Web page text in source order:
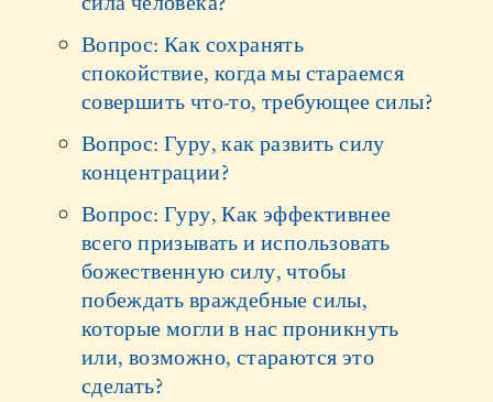
Вопрос: Как сохранять
спокойствие, когда мы стараемся
совершить что-то, требующее силы?
Вопрос: Гуру, как развить силу
концентрации?
Вопрос: Гуру, Как эффективнее
всего призывать и использовать
божественную силу, чтобы
побеждать враждебные силы,
которые могли в нас проникнуть
или, возможно, стараются это
сделать?